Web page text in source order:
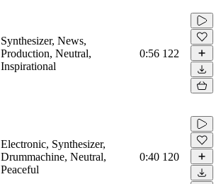
Synthesizer, News,
Production, Neutral,
Inspirational
0:56 122
Electronic, Synthesizer,
Drummachine, Neutral,
Peaceful
0:40 120